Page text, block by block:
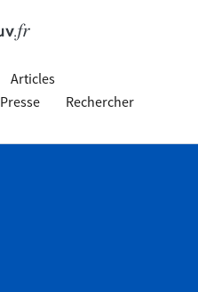
Articles
Presse
Rechercher